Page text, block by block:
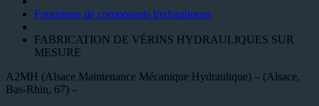
Fourniture de composants hydrauliques
FABRICATION DE VÉRINS HYDRAULIQUES SUR
MESURE
A2MH (Alsace Maintenance Mécanique Hydraulique) – (Alsace,
Bas-Rhin, 67) –